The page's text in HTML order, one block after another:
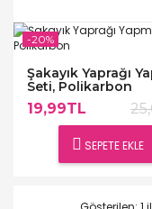
Şakayık Yaprağı
Seti, Polikarbon
19,99TL
SEPETE EKLE
-20%